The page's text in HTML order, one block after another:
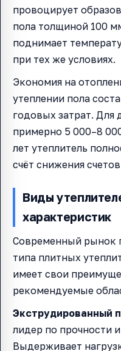
провоцирует
пола толщиной 100
поднимает
при тех же условиях.
Экономия на
утеплении пола
годовых затрат. Для
примерно 5 000–8
лет утеплитель
счёт снижения
Виды
характеристик
Современный рынок
типа плитных
имеет свои
рекомендуемые
Экструдированный
лидер по прочности
Выдерживает